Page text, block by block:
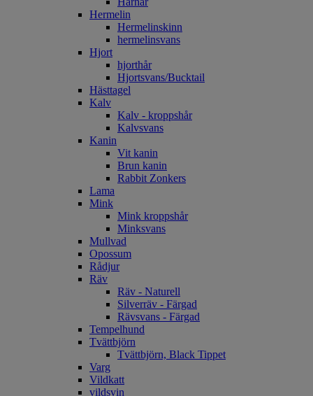
Hermelin
Hermelinskinn
hermelinsvans
Hjort
hjorthår
Hjortsvans/Bucktail
Hästtagel
Kalv
Kalv - kroppshår
Kalvsvans
Kanin
Vit kanin
Brun kanin
Rabbit Zonkers
Lama
Mink
Mink kroppshår
Minksvans
Mullvad
Opossum
Rådjur
Räv
Räv - Naturell
Silverräv - Färgad
Rävsvans - Färgad
Tempelhund
Tvättbjörn
Tvättbjörn, Black Tippet
Varg
Vildkatt
vildsvin